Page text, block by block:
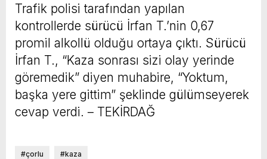
Trafik polisi tarafından yapılan
kontrollerde sürücü İrfan T.’nin 0,67
promil alkollü olduğu ortaya çıktı. Sürücü
İrfan T., “Kaza sonrası sizi olay yerinde
göremedik” diyen muhabire, “Yoktum,
başka yere gittim” şeklinde gülümseyerek
cevap verdi. – TEKİRDAĞ
#çorlu #kaza